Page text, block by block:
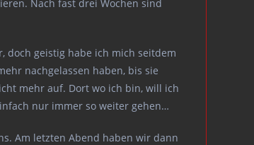
Nach fast drei Wochen sind
doch geistig habe ich mich seitdem
nachgelassen haben, bis sie
mehr auf. Dort wo ich bin, will ich
nur immer so weiter gehen…
Am letzten Abend haben wir dann